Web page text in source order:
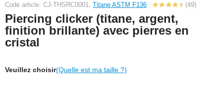
Code article: CJ-THSRC0001, Titane ASTM F136 (49)
Piercing clicker (titane, argent,
finition brillante) avec pierres en
cristal
Veuillez choisir(Quelle est ma taille ?)